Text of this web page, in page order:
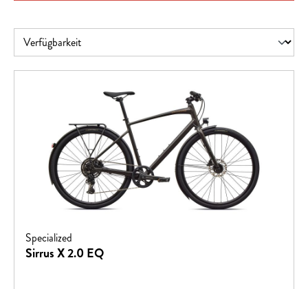
Specialized
Sirrus X 2.0 EQ